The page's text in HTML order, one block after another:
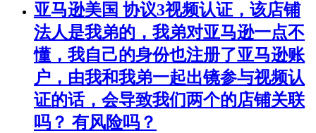
亚马逊美国 协议3视频认证，该店铺
法人是我弟的，我弟对亚马逊一点不
懂，我自己的身份也注册了亚马逊账
户，由我和我弟一起出镜参与视频认
证的话，会导致我们两个的店铺关联
吗？ 有风险吗？